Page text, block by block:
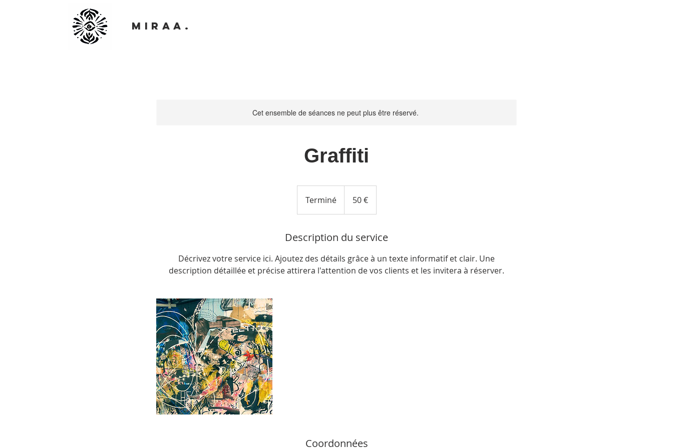
MIRAA.
Cet ensemble de séances ne peut plus être réservé.
Graffiti
TerminéT
e
m
n
é
50 €
Description du service
Décrivez votre service ici. Ajoutez des détails grâce à un texte informatif et clair. Une
description détaillée et précise attirera l'attention de vos clients et les invitera à réserver.
Coordonnées